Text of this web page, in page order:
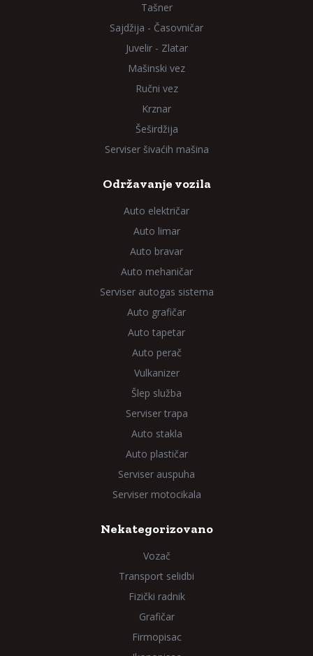
Tašner
Sajdžija - Časovničar
Juvelir - Zlatar
Mašinski vez
Ručni vez
Krznar
Šeširdžija
Serviser šivaćih mašina
Održavanje vozila
Auto električar
Auto limar
Auto bravar
Auto mehaničar
Serviser autogas sistema
Auto grafičar
Auto tapetar
Auto perač
Vulkanizer
Šlep služba
Serviser trapa
Auto stakla
Auto plastičar
Serviser auspuha
Serviser motocikala
Nekategorizovano
Vozač
Transport selidbi
Fizički radnik
Grafičar
Firmopisac